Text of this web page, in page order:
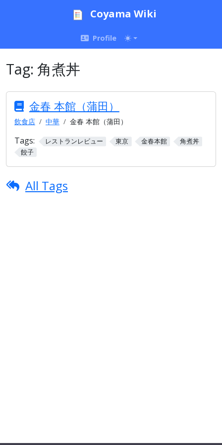
Coyama Wiki
Profile
Tag: 角煮丼
金春 本館（蒲田）
飲食店 中華 金春 本館（蒲田）
Tags: レストランレビュー 東京 金春本館
角煮丼
餃子
All Tags